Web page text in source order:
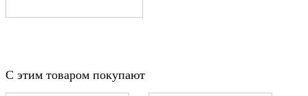
С этим товаром покупают